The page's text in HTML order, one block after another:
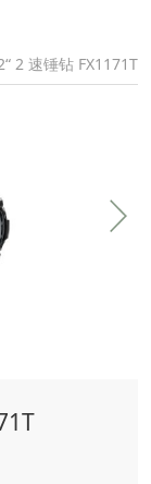
2 速锤钻 FX1171T